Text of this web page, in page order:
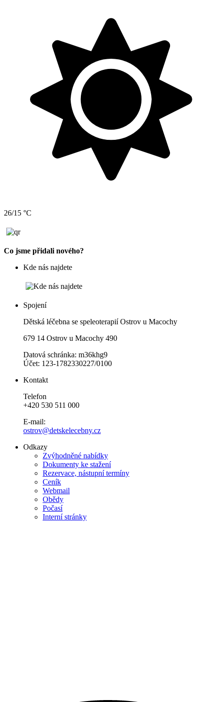
26/15 °C
Co jsme přidali nového?
Kde nás najdete
Spojení
Dětská léčebna se speleoterapií Ostrov u Macochy
679 14 Ostrov u Macochy 490
Datová schránka: m36khg9
Účet: 123-1782330227/0100
Kontakt
Telefon
+420 530 511 000
E-mail:
ostrov@detskelecebny.cz
Odkazy
Zvýhodněné nabídky
Dokumenty ke stažení
Rezervace, nástupní termíny
Ceník
Webmail
Obědy
Počasí
Interní stránky